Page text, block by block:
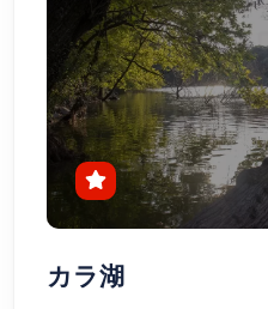
カラ湖